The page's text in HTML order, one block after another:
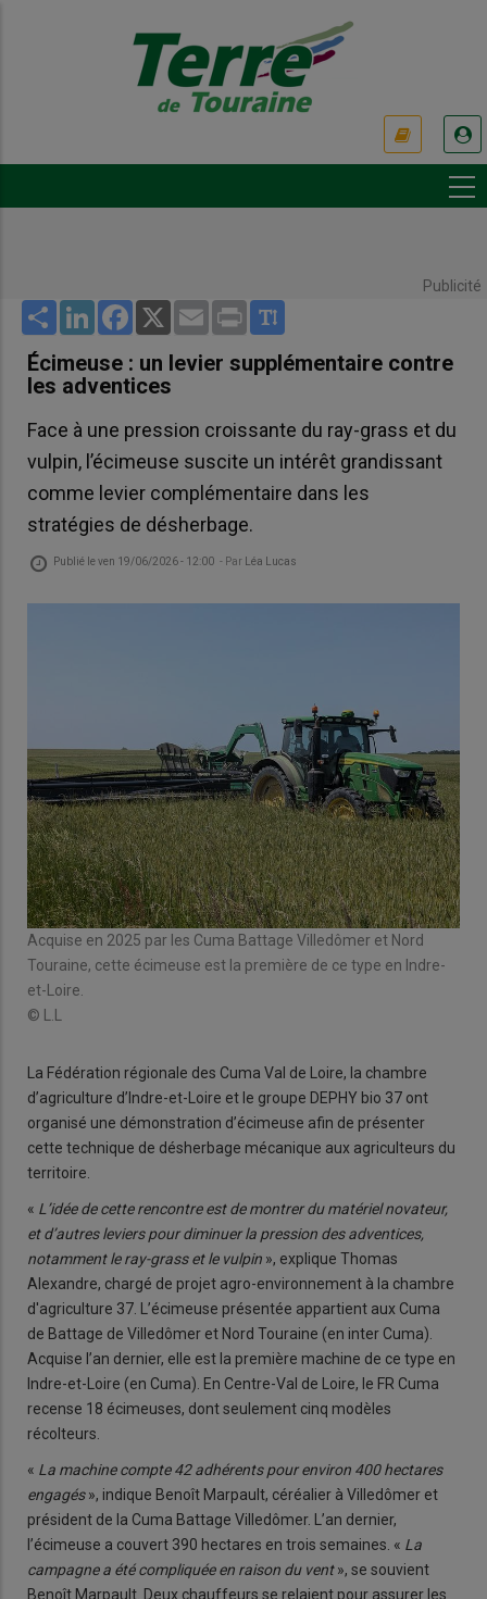
Publicité
Share LinkedInFacebook
X Email Print
Écimeuse : un levier supplémentaire contre
les adventices
Face à une pression croissante du ray-grass et du
vulpin, l’écimeuse suscite un intérêt grandissant
comme levier complémentaire dans les
stratégies de désherbage.
Publié leven 19/06/2026 - 12:00 - Par Léa Lucas
Acquise en 2025 par les Cuma Battage Villedômer et Nord
Touraine, cette écimeuse est la première de ce type en Indre-
et-Loire.
© L.L
La Fédération régionale des Cuma Val de Loire, la chambre
d’agriculture d’Indre-et-Loire et le groupe DEPHY bio 37 ont
organisé une démonstration d’écimeuse afin de présenter
cette technique de désherbage mécanique aux agriculteurs du
territoire.
« L’idée de cette rencontre est de montrer du matériel novateur,
et d’autres leviers pour diminuer la pression des adventices,
notamment le ray-grass et le vulpin », explique Thomas
Alexandre, chargé de projet agro-environnement à la chambre
d'agriculture 37. L’écimeuse présentée appartient aux Cuma
de Battage de Villedômer et Nord Touraine (en inter Cuma).
Acquise l’an dernier, elle est la première machine de ce type en
Indre-et-Loire (en Cuma). En Centre-Val de Loire, le FR Cuma
recense 18 écimeuses, dont seulement cinq modèles
récolteurs.
« La machine compte 42 adhérents pour environ 400 hectares
engagés», indique Benoît Marpault, céréalier à Villedômer et
président de la Cuma Battage Villedômer. L’an dernier,
l’écimeuse a couvert 390 hectares en trois semaines. « La
campagne a été compliquée en raison du vent», se souvient
Benoît Marpault. Deux chauffeurs se relaient pour assurer les